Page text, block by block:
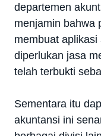
departemen
menjamin bahwa
membuat
diperlukan jasa
telah terbukti
Sementara itu
akuntansi ini